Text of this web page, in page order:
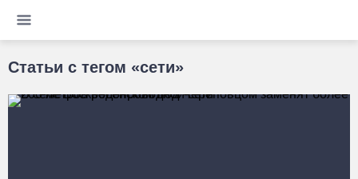
Статьи с тегом «сети»